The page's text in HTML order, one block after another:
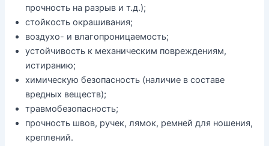
прочность на разрыв и т.д.);
стойкость окрашивания;
воздухо- и влагопроницаемость;
устойчивость к механическим повреждениям,
истиранию;
химическую безопасность (наличие в составе
вредных веществ);
травмобезопасность;
прочность швов, ручек, лямок, ремней для ношения,
креплений.